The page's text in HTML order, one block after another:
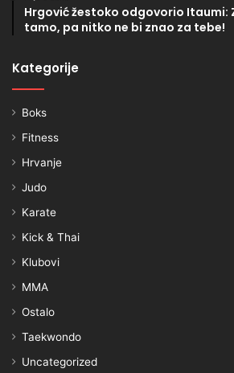
Hrgović žestoko odgovorio Itaumi:
tamo, pa nitko ne bi znao za tebe!
Kategorije
Boks
Fitness
Hrvanje
Judo
Karate
Kick & Thai
Klubovi
MMA
Ostalo
Taekwondo
Uncategorized